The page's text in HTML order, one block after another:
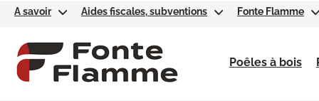
Poêles à bois
A savoir Aides fiscales, subventions Fonte Flamme